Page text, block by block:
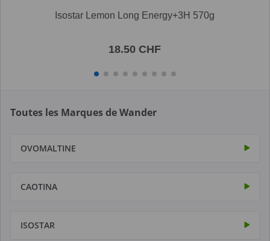
Isostar Lemon Long Energy+3H 570g
18.50 CHF
Toutes les Marques de Wander
OVOMALTINE
CAOTINA
ISOSTAR